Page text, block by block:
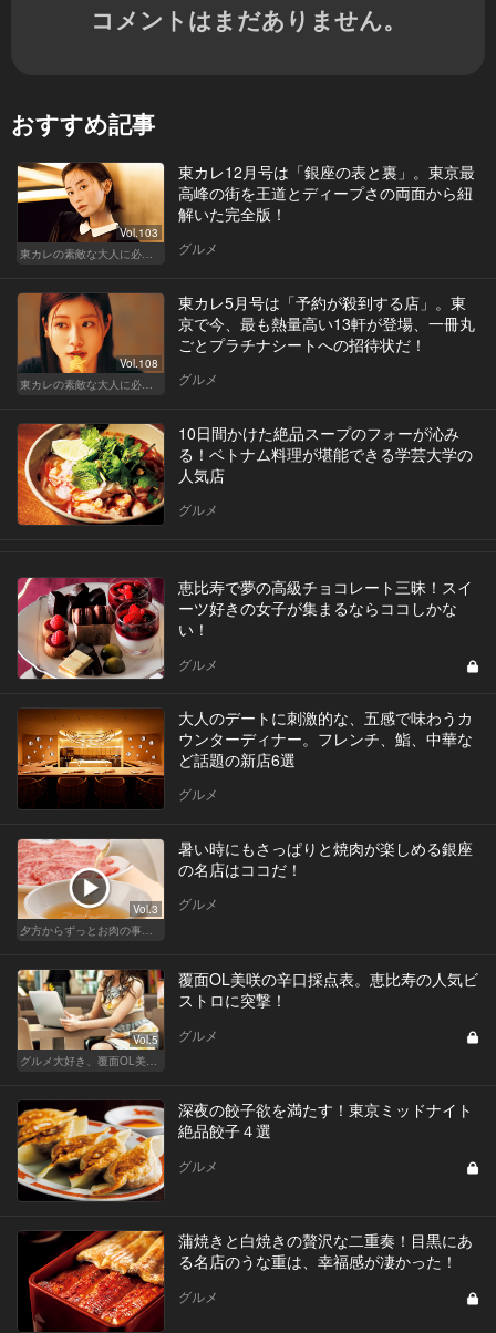
コメントはまだありません。
おすすめ記事
Vol.103
東カレ12月号は「銀座の表と裏」。東京最
高峰の街を王道とディープさの両面から紐
解いた完全版！
グルメ
Vol.108
東カレ5月号は「予約が殺到する店」。東
京で今、最も熱量高い13軒が登場、一冊丸
ごとプラチナシートへの招待状だ！
グルメ
10日間かけた絶品スープのフォーが沁み
る！ベトナム料理が堪能できる学芸大学の
人気店
グルメ
恵比寿で夢の高級チョコレート三昧！スイ
ーツ好きの女子が集まるならココしかな
い！
グルメ
大人のデートに刺激的な、五感で味わうカ
ウンターディナー。フレンチ、鮨、中華な
ど話題の新店6選
グルメ
Vol.3
暑い時にもさっぱりと焼肉が楽しめる銀座
の名店はココだ！
グルメ
Vol.5
覆面OL美咲の辛口採点表。恵比寿の人気ビ
ストロに突撃！
グルメ
深夜の餃子欲を満たす！東京ミッドナイト
絶品餃子４選
グルメ
蒲焼きと白焼きの贅沢な二重奏！目黒にあ
る名店のうな重は、幸福感が凄かった！
グルメ